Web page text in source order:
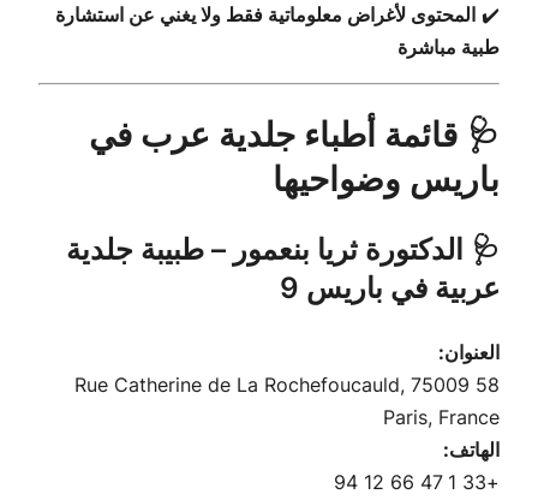
✔️ المحتوى لأغراض معلوماتية فقط ولا يغني عن استشارة
طبية مباشرة
🩺 قائمة أطباء جلدية عرب في
باريس وضواحيها
🩺 الدكتورة ثريا بنعمور – طبيبة جلدية
عربية في باريس 9
العنوان:
58 Rue Catherine de La Rochefoucauld, 75009
Paris, France
الهاتف:
+33 1 47 66 12 94